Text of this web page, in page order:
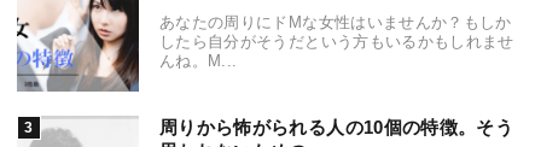
あなたの周りにドMな女性はいませんか？もしか
したら自分がそうだという方もいるかもしれませ
んね。M...
周りから怖がられる人の10個の特徴。そう